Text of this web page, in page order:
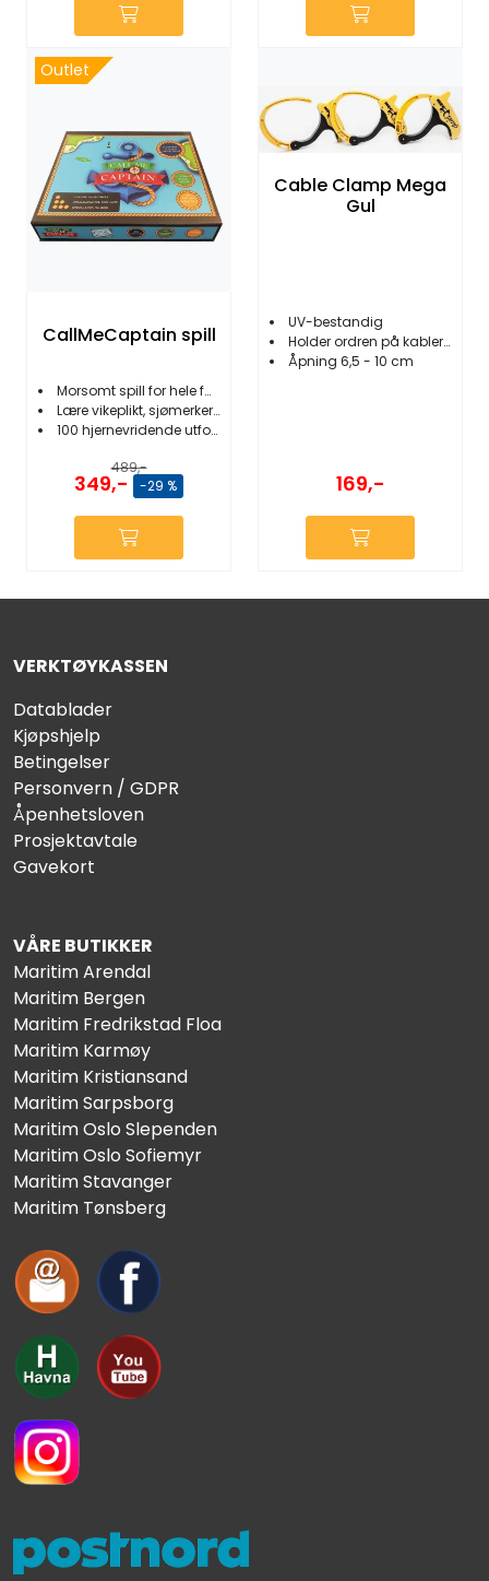
Outlet
CallMeCaptain spill
Morsomt spill for hele familien
Lære vikeplikt, sjømerker, skipssignaler
100 hjernevridende utfordringer
489,-
349,- -29 %
Cable Clamp Mega
Gul
UV-bestandig
Holder ordren på kabler, slanger m.m.
Åpning 6,5 - 10 cm
169,-
VERKTØYKASSEN
Datablader
Kjøpshjelp
Betingelser
Personvern / GDPR
Åpenhetsloven
Prosjektavtale
Gavekort
VÅRE BUTIKKER
Maritim Arendal
Maritim Bergen
Maritim Fredrikstad Floa
Maritim Karmøy
Maritim Kristiansand
Maritim Sarpsborg
Maritim Oslo Slependen
Maritim Oslo Sofiemyr
Maritim Stavanger
Maritim Tønsberg